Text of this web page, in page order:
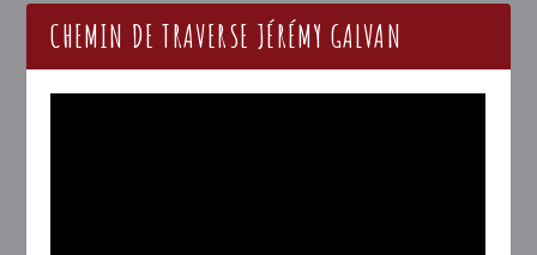
CHEMIN DE TRAVERSE JÉRÉMY GALVAN